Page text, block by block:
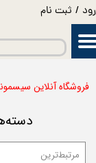
/ ثبت نام
حساب کاربری من
سفارشات
فروشگاه آنلاین
مرتبط‌ترین